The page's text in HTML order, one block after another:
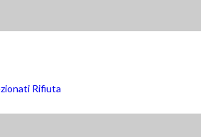
Rifiuta